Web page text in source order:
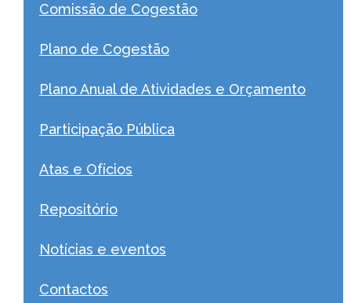
Comissão de Cogestão
Plano de Cogestão
Plano Anual de Atividades e Orçamento
Participação Pública
Atas e Ofícios
Repositório
Notícias e eventos
Contactos